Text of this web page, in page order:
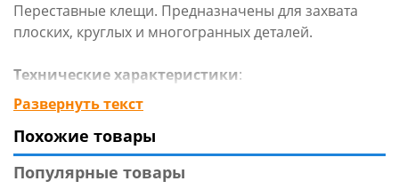
Переставные клещи. Предназначены для захвата
плоских, круглых и многогранных деталей.
Технические характеристики:
Длина: 200 мм
Материал: Сталь
Развернуть текст
Похожие товары
Популярные товары